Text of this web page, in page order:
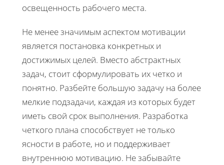
освещенность рабочего места.
Не менее значимым аспектом мотивации
является постановка конкретных и
достижимых целей. Вместо абстрактных
задач, стоит сформулировать их четко и
понятно. Разбейте большую задачу на более
мелкие подзадачи, каждая из которых будет
иметь свой срок выполнения. Разработка
четкого плана способствует не только
ясности в работе, но и поддерживает
внутреннюю мотивацию. Не забывайте